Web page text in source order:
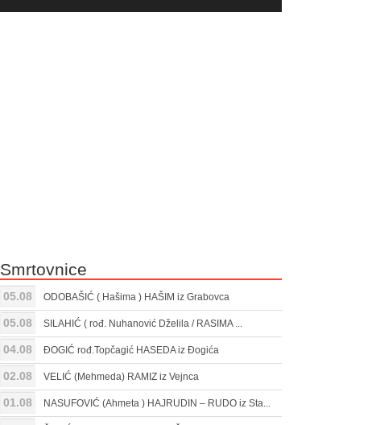
Gore/Dole
Smrtovnice
05.08 ODOBAŠIĆ ( Hašima ) HAŠIM iz Grabovca
05.08 SILAHIĆ ( rođ. Nuhanović Dželila / RASIMA ...
04.08 ĐOGIĆ rođ.Topčagić HASEDA iz Đogića
02.08 VELIĆ (Mehmeda) RAMIZ iz Vejnca
01.08 NASUFOVIĆ (Ahmeta ) HAJRUDIN – RUDO iz Sta...